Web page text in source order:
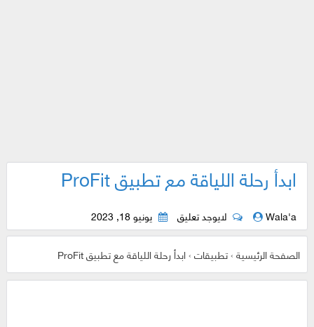
ابدأ رحلة اللياقة مع تطبيق ProFit
Wala'a لايوجد تعليق يونيو 18, 2023
الصفحة الرئيسية›تطبيقات›ابدأ رحلة اللياقة مع تطبيق ProFit